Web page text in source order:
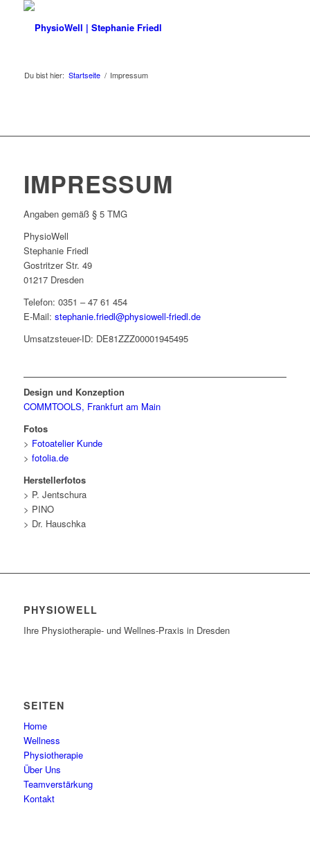
Du bist hier: Startseite / Impressum
IMPRESSUM
Angaben gemäß § 5 TMG
PhysioWell
Stephanie Friedl
Gostritzer Str. 49
01217 Dresden
Telefon: 0351 – 47 61 454
E-Mail: stephanie.friedl@physiowell-friedl.de
Umsatzsteuer-ID: DE81ZZZ00001945495
Design und Konzeption
COMMTOOLS, Frankfurt am Main
Fotos
> Fotoatelier Kunde
> fotolia.de
Herstellerfotos
> P. Jentschura
> PINO
> Dr. Hauschka
PHYSIOWELL
Ihre Physiotherapie- und Wellnes-Praxis in Dresden
SEITEN
Home
Wellness
Physiotherapie
Über Uns
Teamverstärkung
Kontakt